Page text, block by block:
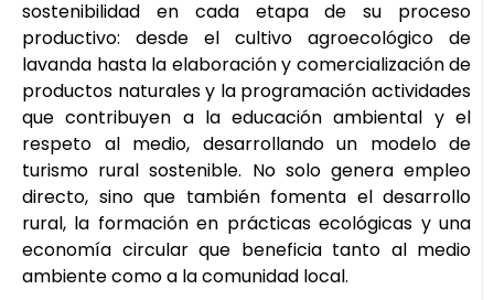
sostenibilidad en cada etapa de su proceso
productivo: desde el cultivo agroecológico de
lavanda hasta la elaboración y comercialización de
productos naturales y la programación actividades
que contribuyen a la educación ambiental y el
respeto al medio, desarrollando un modelo de
turismo rural sostenible. No solo genera empleo
directo, sino que también fomenta el desarrollo
rural, la formación en prácticas ecológicas y una
economía circular que beneficia tanto al medio
ambiente como a la comunidad local.